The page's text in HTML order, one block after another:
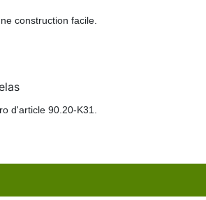
construction facile.
d'article 90.20-K31.